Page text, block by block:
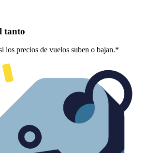
tanto
los precios de vuelos suben o bajan.*